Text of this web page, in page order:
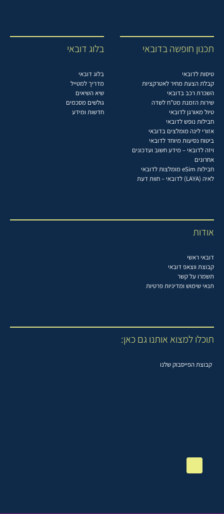
תכנון חופשה בדובאי
טיסות לדובאי
קבלת הצעת מחיר לאטרקציות
השכרת רכב בדובאי
שירות הזמנת מט"ח לשדה
טיול מאורגן לדובאי
חבילות נופש לדובאי
אזורי לינה מומלצים בדובאי
ביטוח נסיעות מיוחד לדובאי
ויזה לדובאי – מידע חשוב ועדכונים
אחרונים
חבילות eSim מומלצות לדובאי
לאיה (LAYA) לדובאי – חוות דעת
בלוג דובאי
בלוג דובאי
מדריך למטייל
שיא השיאים
גולשים מסכמים
חדשות ומידע
אודות
דובאי ראשי
קבוצת ווצאפ דובאי
תשמרו על קשר
תנאי שימוש ומדיניות פרטיות
תוכלו למצוא אותנו גם כאן:
קבוצת הפייסבוק שלנו